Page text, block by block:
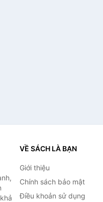
VỀ SÁCH LÀ BẠN
Giới thiệu
Chính sách bảo mật
Điều khoản sử dụng